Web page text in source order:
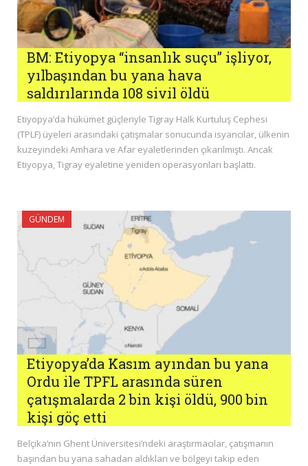
BM: Etiyopya “insanlık suçu” işliyor,
yılbaşından bu yana hava
saldırılarında 108 sivil öldü
Etiyopya’da hükümet güçleriyle Tigray Halk Kurtuluş Cephesi
(TPLF) üyeleri arasındaki çatışmalar sonucunda isyancılar, ülkenin
kuzeyindeki Amhara ve Afar eyaletlerinden çıkarılmıştı. Ancak
Etiyopya, Tigray eyaletine yeniden operasyonları başlattı.
GÜNDEM
Etiyopya’da Kasım ayından bu yana
Ordu ile TPFL arasında süren
çatışmalarda 2 bin kişi öldü, 900 bin
kişi göç etti
Belçika’nın Ghent Üniversitesi’ndeki araştırmacılar, çatışmanın
başından bu yana sahadan aldıkları ve bölgeyi takip eden